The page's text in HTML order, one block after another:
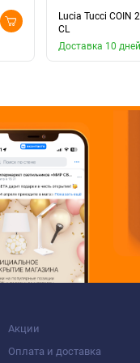
Lucia Tucci COIN
CL
Доставка 10 дней
Акции
Оплата и доставка